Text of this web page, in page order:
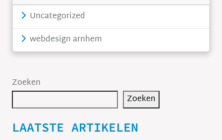
Uncategorized
webdesign arnhem
Zoeken
Zoeken
LAATSTE ARTIKELEN